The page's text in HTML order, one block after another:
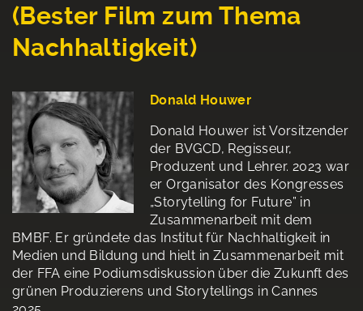
(Bester Film zum Thema
Nachhaltigkeit)
Donald Houwer
Donald Houwer ist Vorsitzender
der BVGCD, Regisseur,
Produzent und Lehrer. 2023 war
er Organisator des Kongresses
„Storytelling for Future” in
Zusammenarbeit mit dem
BMBF. Er gründete das Institut für Nachhaltigkeit in
Medien und Bildung und hielt in Zusammenarbeit mit
der FFA eine Podiumsdiskussion über die Zukunft des
grünen Produzierens und Storytellings in Cannes